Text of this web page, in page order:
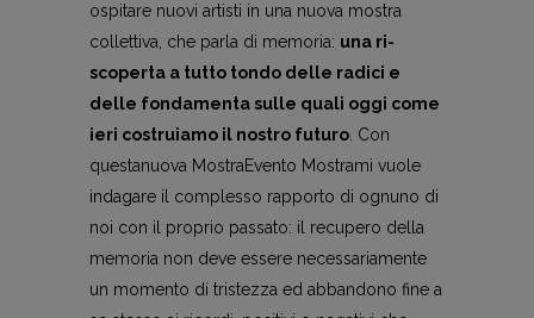
ospitare nuovi artisti in una nuova mostra
collettiva, che parla di memoria: una ri-
scoperta a tutto tondo delle radici e
delle fondamenta sulle quali oggi come
ieri costruiamo il nostro futuro. Con
questanuova MostraEvento Mostrami vuole
indagare il complesso rapporto di ognuno di
noi con il proprio passato: il recupero della
memoria non deve essere necessariamente
un momento di tristezza ed abbandono fine a